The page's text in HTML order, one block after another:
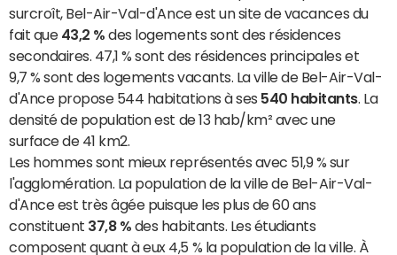
surcroît, Bel-Air-Val-d'Ance est un site de vacances du
fait que 43,2 % des logements sont des résidences
secondaires. 47,1 % sont des résidences principales et
9,7 % sont des logements vacants. La ville de Bel-Air-Val-
d'Ance propose 544 habitations à ses 540 habitants . La
densité de population est de 13 hab/km² avec une
surface de 41 km2.
Les hommes sont mieux représentés avec 51,9 % sur
l'agglomération. La population de la ville de Bel-Air-Val-
d'Ance est très âgée puisque les plus de 60 ans
constituent 37,8 % des habitants. Les étudiants
composent quant à eux 4,5 % la population de la ville. À